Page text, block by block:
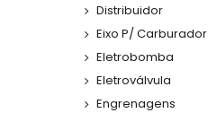
Distribuidor
Eixo P/ Carburador
Eletrobomba
Eletroválvula
Engrenagens